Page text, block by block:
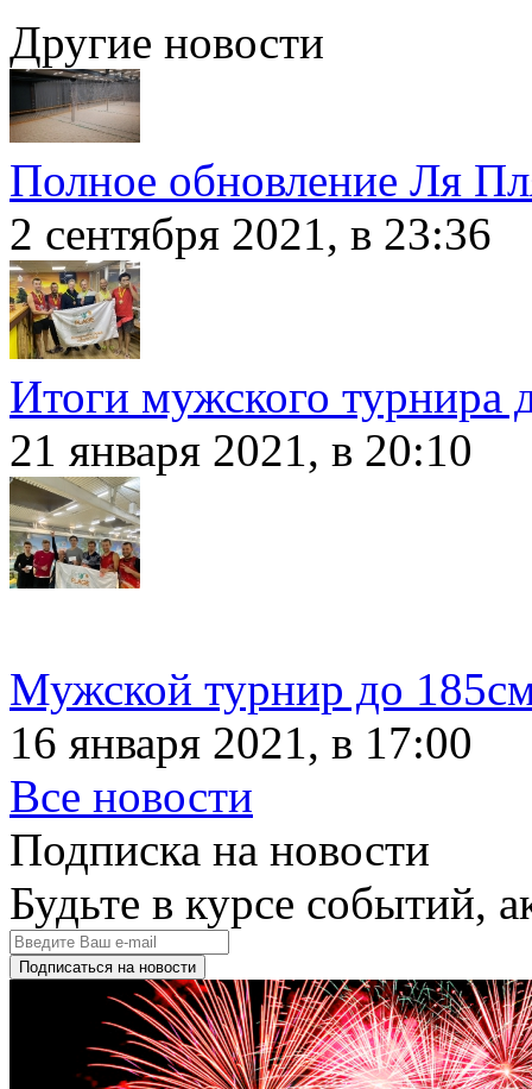
Другие новости
Полное обновление Ля
2 сентября 2021, в 23:36
Итоги мужского турнира
21 января 2021, в 20:10
Мужской турнир до
16 января 2021, в 17:00
Все новости
Подписка на новости
Будьте в курсе событий,
Подписаться на новости